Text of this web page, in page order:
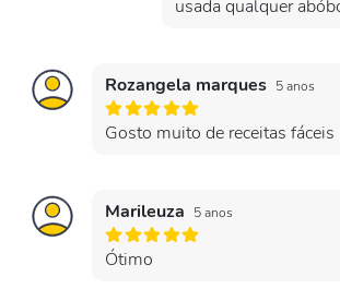
usada qualquer
Rozangela marques 5 anos
Gosto muito de receitas fáceis
Marileuza 5 anos
Ótimo